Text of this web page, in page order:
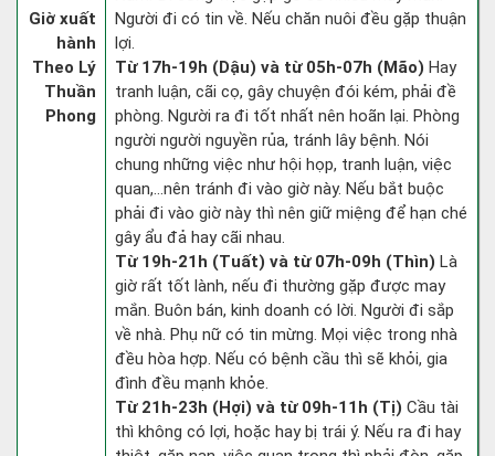
Giờ xuất
hành
Theo Lý
Thuần
Phong
Người đi có tin về. Nếu chăn nuôi đều gặp thuận
lợi.
Từ 17h-19h (Dậu) và từ 05h-07h (Mão) Hay
tranh luận, cãi cọ, gây chuyện đói kém, phải đề
phòng. Người ra đi tốt nhất nên hoãn lại. Phòng
người người nguyền rủa, tránh lây bệnh. Nói
chung những việc như hội họp, tranh luận, việc
quan,…nên tránh đi vào giờ này. Nếu bắt buộc
phải đi vào giờ này thì nên giữ miệng để hạn ché
gây ẩu đả hay cãi nhau.
Từ 19h-21h (Tuất) và từ 07h-09h (Thìn) Là
giờ rất tốt lành, nếu đi thường gặp được may
mắn. Buôn bán, kinh doanh có lời. Người đi sắp
về nhà. Phụ nữ có tin mừng. Mọi việc trong nhà
đều hòa hợp. Nếu có bệnh cầu thì sẽ khỏi, gia
đình đều mạnh khỏe.
Từ 21h-23h (Hợi) và từ 09h-11h (Tị) Cầu tài
thì không có lợi, hoặc hay bị trái ý. Nếu ra đi hay